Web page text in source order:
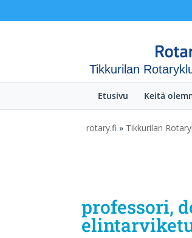
Tikkurilan
Etusivu Keitä
rotary.fi » Tikkurilan
professori,